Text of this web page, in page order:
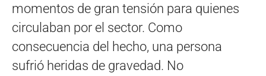
momentos de gran tensión para quienes
circulaban por el sector. Como
consecuencia del hecho, una persona
sufrió heridas de gravedad. No